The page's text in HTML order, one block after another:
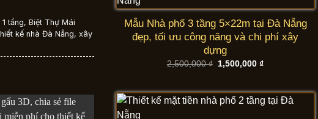
tầng, Biệt Thự Mái
kế nhà Đà Nẵng, xây
Mẫu Nhà phố 3 tầng 5×22m tại Đà Nẵng
đẹp, tối ưu công năng và chi phí xây
dựng
2,500,000₫ Giá
2,500,000 ₫.
1,500,000₫Giá
là:
1,500,000 ₫.